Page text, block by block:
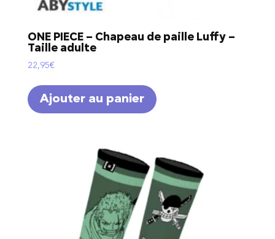
ONE PIECE – Chapeau de paille Luffy –
Taille adulte
22,95€
Ajouter au panier